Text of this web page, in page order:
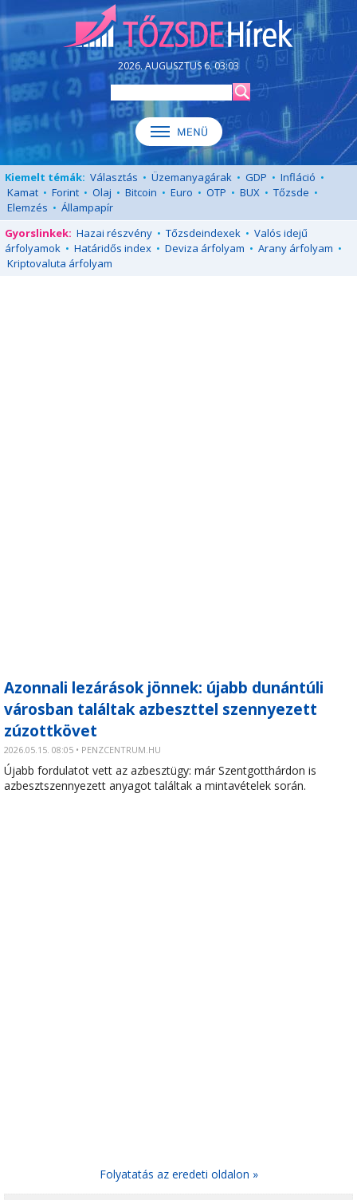
2026. AUGUSZTUS 6. 03:03
Kiemelt témák: Választás • Üzemanyagárak • GDP • Infláció •
Kamat • Forint • Olaj • Bitcoin • Euro • OTP • BUX • Tőzsde •
Elemzés • Állampapír
Gyorslinkek: Hazai részvény • Tőzsdeindexek • Valós idejű
árfolyamok • Határidős index • Deviza árfolyam • Arany árfolyam •
Kriptovaluta árfolyam
Azonnali lezárások jönnek: újabb dunántúli
városban találtak azbeszttel szennyezett
zúzottkövet
2026.05.15. 08:05 • PENZCENTRUM.HU
Újabb fordulatot vett az azbesztügy: már Szentgotthárdon is
azbesztszennyezett anyagot találtak a mintavételek során.
Folyatatás az eredeti oldalon »